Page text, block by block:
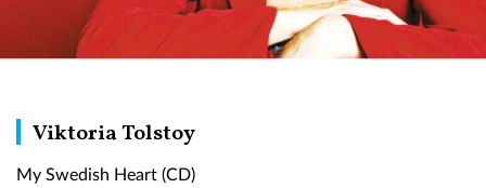
Viktoria TolstoyMy
My Swedish Heart (CD)